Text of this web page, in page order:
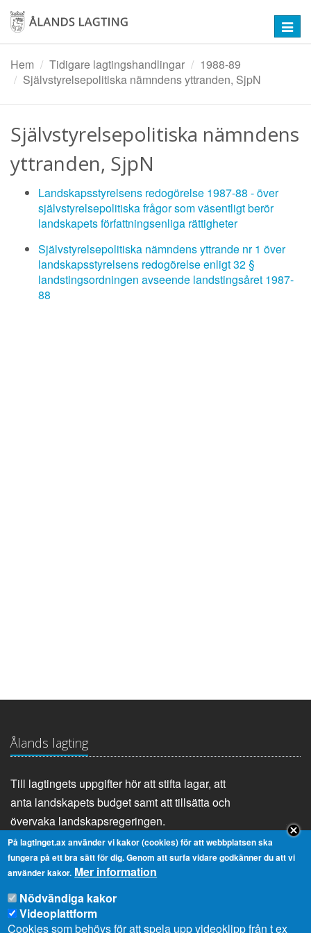
Hoppa
huvudinnehåll
Hem
Tidigare lagtingshandlingar
1988-89
Självstyrelsepolitiska nämndens yttranden, SjpN
Självstyrelsepolitiska nämndens
yttranden, SjpN
Landskapsstyrelsens redogörelse 1987-88 - över
självstyrelsepolitiska frågor som väsentligt berör
landskapets författningsenliga rättigheter
Självstyrelsepolitiska nämndens yttrande nr 1 över
landskapsstyrelsens redogörelse enligt 32 §
landstingsordningen avseende landstingsåret 1987-
88
Ålands lagting
Till lagtingets uppgifter hör att stifta lagar, att
anta landskapets budget samt att tillsätta och
övervaka landskapsregeringen.
Genvägar
Lagtingsbiblioteket
På lagtinget.ax använder vi kakor (cookies) för att webbplatsen ska
fungera på ett bra sätt för dig. Genom att surfa vidare godkänner du att vi
använder kakor. Mer information
Nödvändiga kakor
Videoplattform
Cookies som behövs för att spela upp videoklipp från t ex